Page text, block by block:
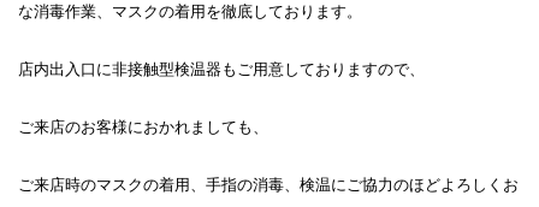
な消毒作業、マスクの着用を徹底しております。
店内出入口に非接触型検温器もご用意しておりますので、
ご来店のお客様におかれましても、
ご来店時のマスクの着用、手指の消毒、検温にご協力のほどよろしくお